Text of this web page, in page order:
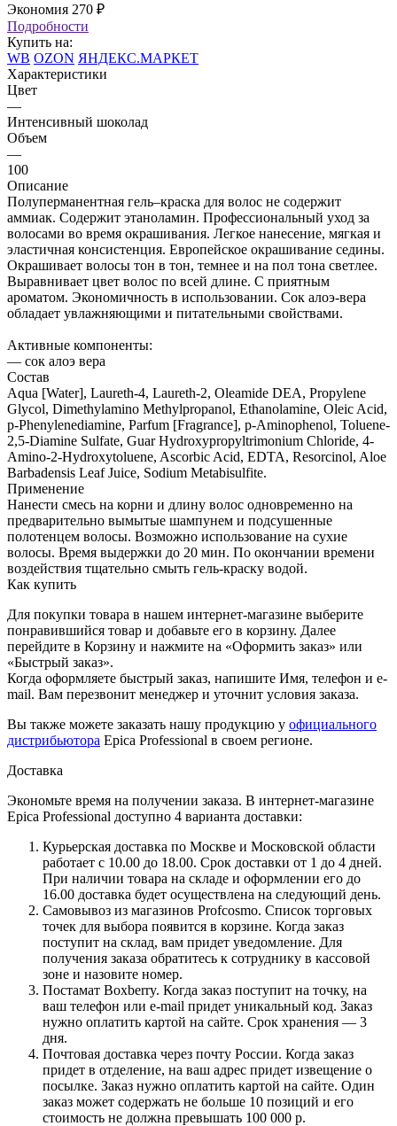
Экономия 270 ₽
Подробности
Купить на:
WB OZON ЯНДЕКС.МАРКЕТ
Характеристики
Цвет
—
Интенсивный шоколад
Объем
—
100
Описание
Полуперманентная гель–краска для волос не содержит
аммиак. Содержит этаноламин. Профессиональный уход за
волосами во время окрашивания. Легкое нанесение, мягкая и
эластичная консистенция. Европейское окрашивание седины.
Окрашивает волосы тон в тон, темнее и на пол тона светлее.
Выравнивает цвет волос по всей длине. С приятным
ароматом. Экономичность в использовании. Сок алоэ-вера
обладает увлажняющими и питательными свойствами.
Активные компоненты:
— сок алоэ вера
Состав
Aqua [Water], Laureth-4, Laureth-2, Oleamide DEA, Propylene
Glycol, Dimethylamino Methylpropanol, Ethanolamine, Oleic Acid,
p-Phenylenediamine, Parfum [Fragrance], p-Aminophenol, Toluene-
2,5-Diamine Sulfate, Guar Hydroxypropyltrimonium Chloride, 4-
Amino-2-Hydroxytoluene, Ascorbic Acid, EDTA, Resorcinol, Aloe
Barbadensis Leaf Juice, Sodium Metabisulfite.
Применение
Нанести смесь на корни и длину волос одновременно на
предварительно вымытые шампунем и подсушенные
полотенцем волосы. Возможно использование на сухие
волосы. Время выдержки до 20 мин. По окончании времени
воздействия тщательно смыть гель-краску водой.
Как купить
Для покупки товара в нашем интернет-магазине выберите
понравившийся товар и добавьте его в корзину. Далее
перейдите в Корзину и нажмите на «Оформить заказ» или
«Быстрый заказ».
Когда оформляете быстрый заказ, напишите Имя, телефон и e-
mail. Вам перезвонит менеджер и уточнит условия заказа.
Вы также можете заказать нашу продукцию у официального
дистрибьютора Epica Professional в своем регионе.
Доставка
Экономьте время на получении заказа. В интернет-магазине
Epica Professional доступно 4 варианта доставки:
Курьерская доставка по Москве и Московской области
работает с 10.00 до 18.00. Срок доставки от 1 до 4 дней.
При наличии товара на складе и оформлении его до
16.00 доставка будет осуществлена на следующий день.
Самовывоз из магазинов Profcosmo. Список торговых
точек для выбора появится в корзине. Когда заказ
поступит на склад, вам придет уведомление. Для
получения заказа обратитесь к сотруднику в кассовой
зоне и назовите номер.
Постамат Boxberry. Когда заказ поступит на точку, на
ваш телефон или e-mail придет уникальный код. Заказ
нужно оплатить картой на сайте. Срок хранения — 3
дня.
Почтовая доставка через почту России. Когда заказ
придет в отделение, на ваш адрес придет извещение о
посылке. Заказ нужно оплатить картой на сайте. Один
заказ может содержать не больше 10 позиций и его
стоимость не должна превышать 100 000 р.